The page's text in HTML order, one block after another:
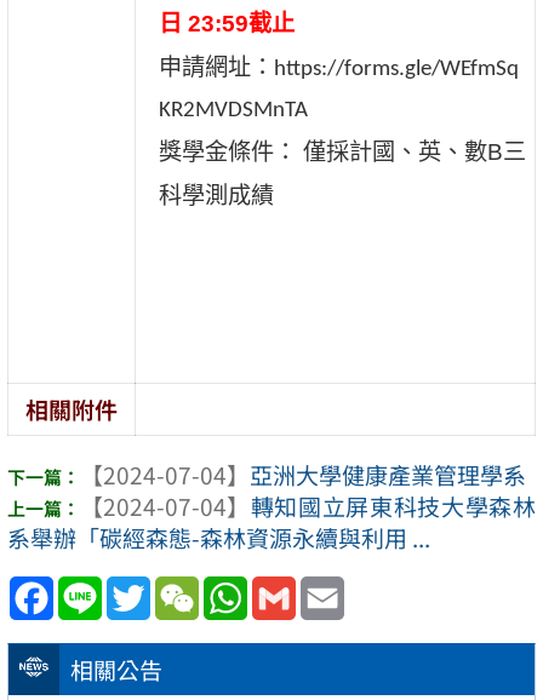
相關公告
日 23:59截止
申請網址： https://forms.gle/WEfmSq
KR2MVDSMnTA
獎學金條件： 僅採計國、英、數B三
科學測成績
相關附件
【2024-07-04】 亞洲大學健康產業管理學系
【2024-07-04】 轉知國立屏東科技大學森林
系舉辦「碳經森態-森林資源永續與利用 ...
Facebook
Line TwitterWeChatWhatsApp
Gmail